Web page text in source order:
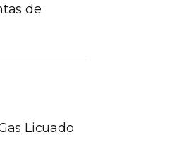
de
Licuado